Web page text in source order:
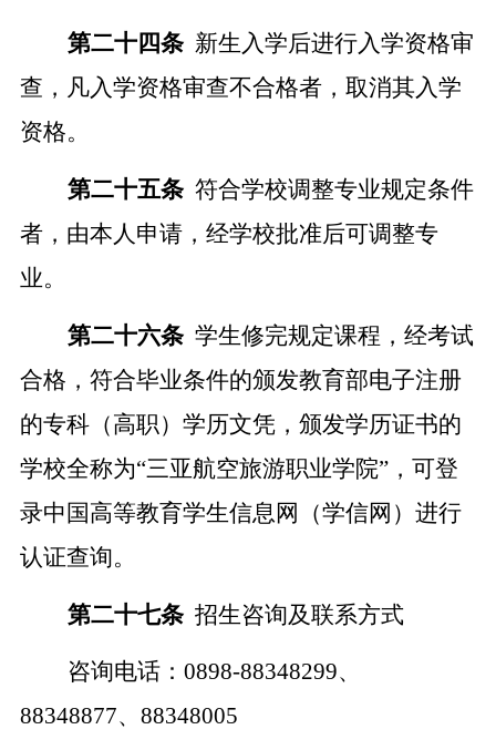
第二十四条 新生入学后进行入学资格审
查，凡入学资格审查不合格者，取消其入学
资格。
第二十五条 符合学校调整专业规定条件
者，由本人申请，经学校批准后可调整专
业。
第二十六条 学生修完规定课程，经考试
合格，符合毕业条件的颁发教育部电子注册
的专科（高职） 学历文凭，颁发学历证书的
学校全称为“三亚航空旅游职业学院”，可登
录中国高等教育学生信息网（学信网）进行
认证查询。
第二十七条 招生咨询及联系方式
咨询电话： 0898-88348299、
88348877、88348005